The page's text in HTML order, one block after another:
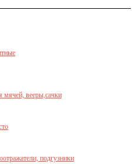
мячей, вееры,сачки
подгузники